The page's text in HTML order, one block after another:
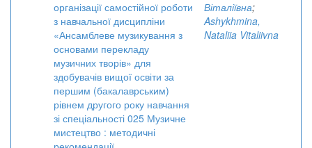
організації самостійної роботи
з навчальної дисципліни
«Ансамблеве музикування з
основами перекладу
музичних творів» для
здобувачів вищої освіти за
першим (бакалаврським)
рівнем другого року навчання
зі спеціальності 025 Музичне
мистецтво : методичні
Віталіївна;
Ashykhmina,
Nataliia Vitaliivna